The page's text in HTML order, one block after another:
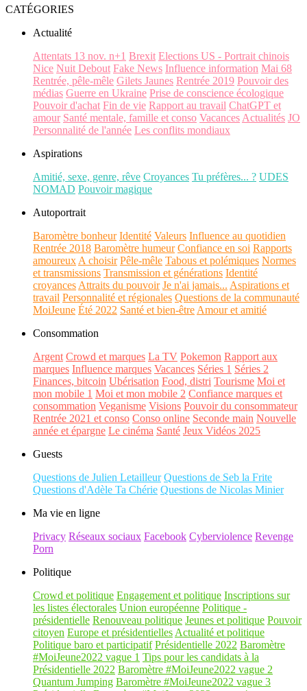
CATÉGORIES
Actualité
Attentats 13 nov. n+1 Brexit Elections US - Portrait chinois
Nice Nuit Debout Fake News Influence information Mai 68
Rentrée, pêle-mêle Gilets Jaunes Rentrée 2019 Pouvoir des
médias Guerre en Ukraine Prise de conscience écologique
Pouvoir d'achat Fin de vie Rapport au travail ChatGPT et
amour Santé mentale, famille et conso Vacances Actualités JO
Personnalité de l'année Les conflits mondiaux
Aspirations
Amitié, sexe, genre, rêve Croyances Tu préfères... ? UDES
NOMAD Pouvoir magique
Autoportrait
Baromètre bonheur Identité Valeurs Influence au quotidien
Rentrée 2018 Baromètre humeur Confiance en soi Rapports
amoureux A choisir Pêle-mêle Tabous et polémiques Normes
et transmissions Transmission et générations Identité
croyances Attraits du pouvoir Je n'ai jamais... Aspirations et
travail Personnalité et régionales Questions de la communauté
MoiJeune Été 2022 Santé et bien-être Amour et amitié
Consommation
Argent Crowd et marques La TV Pokemon Rapport aux
marques Influence marques Vacances Séries 1 Séries 2
Finances, bitcoin Ubérisation Food, distri Tourisme Moi et
mon mobile 1 Moi et mon mobile 2 Confiance marques et
consommation Veganisme Visions Pouvoir du consommateur
Rentrée 2021 et conso Conso online Seconde main Nouvelle
année et épargne Le cinéma Santé Jeux Vidéos 2025
Guests
Questions de Julien Letailleur Questions de Seb la Frite
Questions d'Adèle Ta Chérie Questions de Nicolas Minier
Ma vie en ligne
Privacy Réseaux sociaux Facebook Cyberviolence Revenge
Porn
Politique
Crowd et politique Engagement et politique Inscriptions sur
les listes électorales Union européenne Politique -
présidentielle Renouveau politique Jeunes et politique Pouvoir
citoyen Europe et présidentielles Actualité et politique
Politique baro et participatif Présidentielle 2022 Baromètre
#MoiJeune2022 vague 1 Tips pour les candidats à la
Présidentielle 2022 Baromètre #MoiJeune2022 vague 2
Quantum Jumping Baromètre #MoiJeune2022 vague 3